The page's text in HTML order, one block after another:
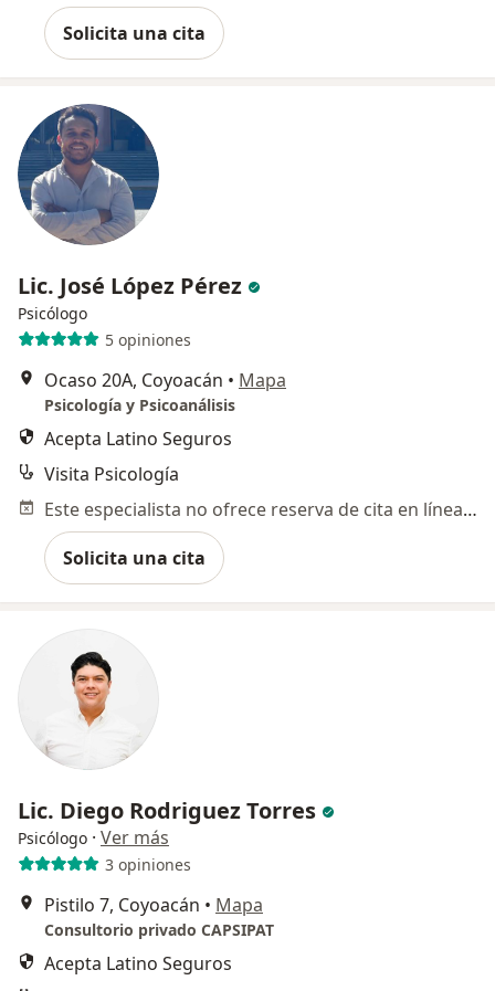
Solicita una cita
Lic. José López Pérez
Psicólogo
5 opiniones
Ocaso 20A, Coyoacán • Mapa
Psicología y Psicoanálisis
Acepta Latino Seguros
Visita Psicología
Este especialista no ofrece reserva de cita en línea en esta dirección.
Solicita una cita
Lic. Diego Rodriguez Torres
Psicólogo · Ver más
3 opiniones
Pistilo 7, Coyoacán • Mapa
Consultorio privado CAPSIPAT
Acepta Latino Seguros